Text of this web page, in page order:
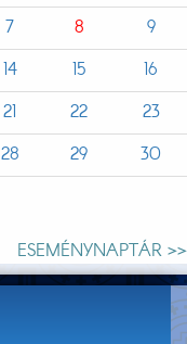
7 8
9
14 15
16
21 22
23
28 29
30
ESEMÉNYNAPTÁR >>